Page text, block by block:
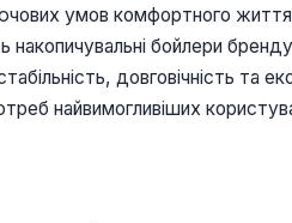
умов комфортного
бойлери
довговічність
найвимогливіших